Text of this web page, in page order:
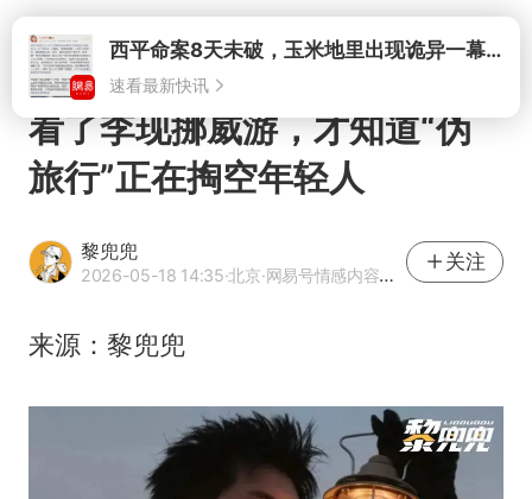
打开
看了李现挪威游，才知道“伪
旅行”正在掏空年轻人
黎兜兜
2026-05-18 14:35·北京·网易号情感内容作者
关注
来源：黎兜兜